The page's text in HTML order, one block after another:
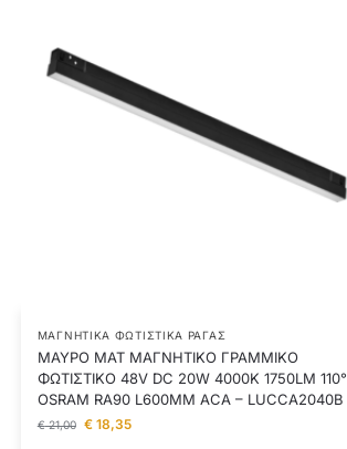
ΜΑΓΝΗΤΙΚΆ ΦΩΤΙΣΤΙΚΆ ΡΆΓΑΣ
ΜΑΥΡΟ ΜΑΤ ΜΑΓΝΗΤΙΚΟ ΓΡΑΜΜΙΚΟ
ΦΩΤΙΣΤΙΚΟ 48V DC 20W 4000K 1750LM 110°
OSRAM RA90 L600MM ACA – LUCCA2040B
€21,00 €18,35